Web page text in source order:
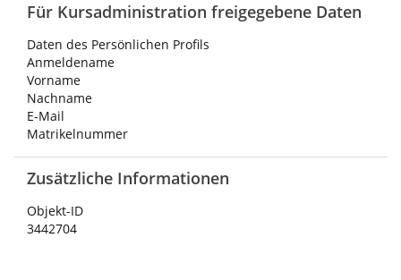
Für Kursadministration freigegebene Daten
Daten des Persönlichen Profils
Anmeldename
Vorname
Nachname
E-Mail
Matrikelnummer
Zusätzliche Informationen
Objekt-ID
3442704